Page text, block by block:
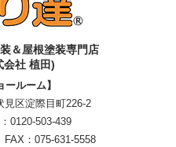
＆屋根塗装専門店
会社 植田)
ールーム】
見区淀際目町226-2
0120-503-439
FAX：075-631-5558